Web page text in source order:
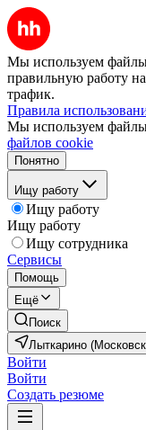
Мы используем файлы
правильную работу
трафик.
Правила
Мы используем
файлов cookie
Понятно
Ищу работу
Ищу работу
Ищу работу
Ищу сотрудника
Сервисы
Помощь
Ещё
Поиск
Лыткарино
Войти
Войти
Создать резюме